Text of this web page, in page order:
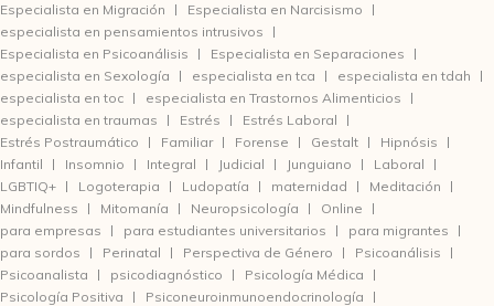
Especialista en Migración
Especialista en Narcisismo
especialista en pensamientos intrusivos
Especialista en Psicoanálisis
Especialista en Separaciones
especialista en Sexología
especialista en tca
especialista en tdah
especialista en toc
especialista en Trastornos Alimenticios
especialista en traumas
Estrés
Estrés Laboral
Estrés Postraumático
Familiar Forense Gestalt
Hipnósis
Infantil
Insomnio Integral Judicial Junguiano
Laboral
LGBTIQ+
Logoterapia Ludopatía maternidad
Meditación
Mindfulness
Mitomanía Neuropsicología
Online
para empresas
para estudiantes universitarios
para migrantes
para sordos
Perinatal Perspectiva de Género
Psicoanálisis
Psicoanalista
psicodiagnóstico
Psicología Médica
Psicología Positiva
Psiconeuroinmunoendocrinología